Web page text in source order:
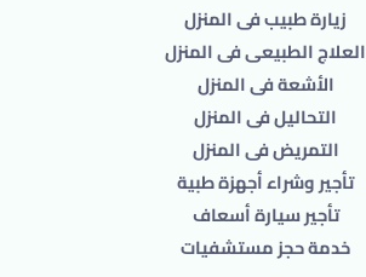
زيارة طبيب فى المنزل
العلاج الطبيعى فى المنزل
الأشعة فى المنزل
التحاليل فى المنزل
التمريض فى المنزل
تأجير وشراء أجهزة طبية
تأجير سيارة أسعاف
خدمة حجز مستشفيات